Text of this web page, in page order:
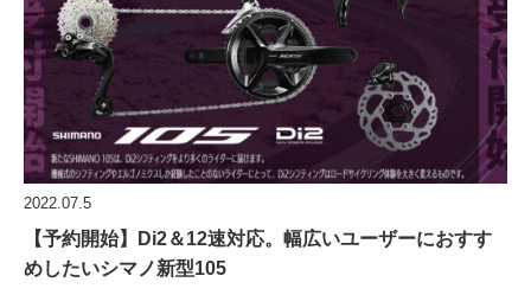
2022.07.5
【予約開始】Di2＆12速対応。幅広いユーザーにおすす
めしたいシマノ新型105